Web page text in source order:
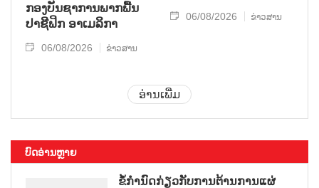
ກອງ​ບັນ​ຊາ​ການພາກ​ພື້ນ​
ປາ​ຊີ​ຟິກ ອາ​ເມ​ລິ​ກາ
06/08/2026 ຂ່າວສານ
06/08/2026 ຂ່າວສານ
ອ່ານເພີ່ມ
ບົດອ່ານຫຼາຍ
ຂໍ້ກຳນົດກ່ຽວກັບການຕ້ານການແຜ່